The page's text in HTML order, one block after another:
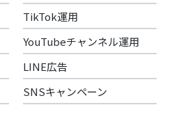
TikTok運用
YouTubeチャンネル運用
LINE広告
SNSキャンペーン